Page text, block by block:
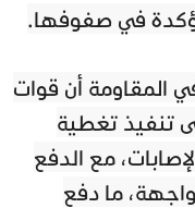
في صفوفها.
المقاومة أن قوات
تنفيذ تغطية
مع الدفع
ما دفع